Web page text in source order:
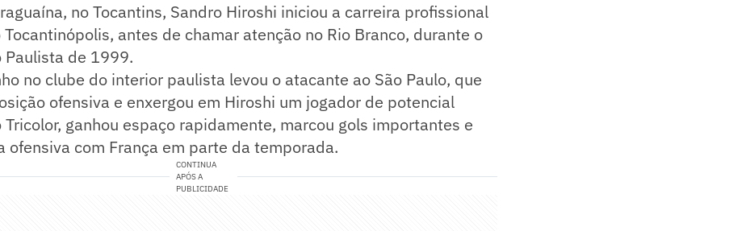
no Tocantins, Sandro Hiroshi iniciou a carreira profissional
antes de chamar atenção no Rio Branco, durante o
Paulista de 1999.
no clube do interior paulista levou o atacante ao São Paulo, que
ofensiva e enxergou em Hiroshi um jogador de potencial
ganhou espaço rapidamente, marcou gols importantes e
ofensiva com França em parte da temporada.
CONTINUA
APÓS A
PUBLICIDADE